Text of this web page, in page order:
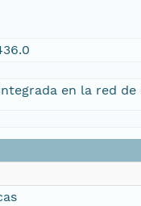
en la red